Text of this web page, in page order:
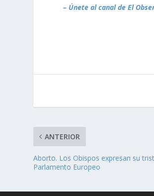
– Únete al canal de El
ANTERIOR
Aborto. Los Obispos expresan su
Parlamento Europeo